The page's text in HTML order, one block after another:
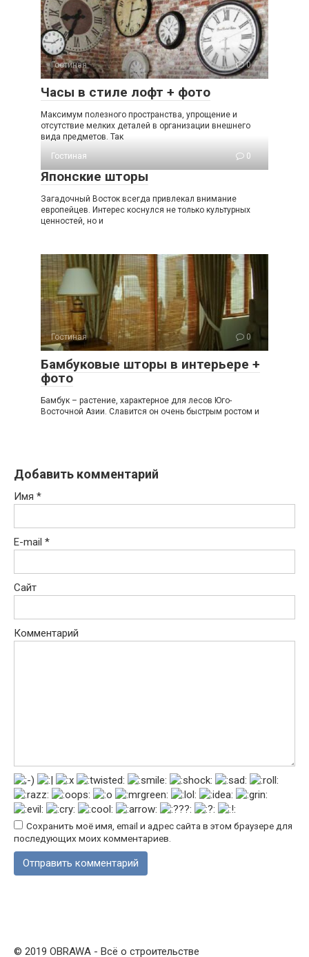
Гостиная 0
Часы в стиле лофт + фото
Максимум полезного пространства, упрощение и
отсутствие мелких деталей в организации внешнего
вида предметов. Так
Гостиная
0
Японские шторы
Загадочный Восток всегда привлекал внимание
европейцев. Интерес коснулся не только культурных
ценностей, но и
Гостиная 0
Бамбуковые шторы в интерьере +
фото
Бамбук – растение, характерное для лесов Юго-
Восточной Азии. Славится он очень быстрым ростом и
Добавить комментарий
Имя *
E-mail *
Сайт
Комментарий
Сохранить моё имя, email и адрес сайта в этом браузере для
последующих моих комментариев.
© 2019 OBRAWA - Всё о строительстве